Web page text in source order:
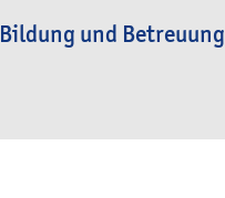
Bildung und Betreuung